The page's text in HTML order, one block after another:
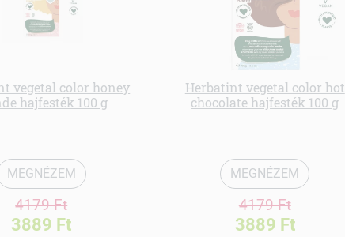
vegetal color honey
hajfesték 100 g
MEGNÉZEM
4179 Ft
3889 Ft
Herbatint vegetal color hot
chocolate hajfesték 100 g
MEGNÉZEM
4179 Ft
3889 Ft